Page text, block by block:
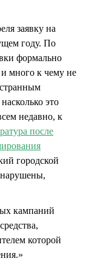
заявку на
году. По
формально
много к чему не
это
недавно, к
после
городской
нарушены,
кампаний
которой